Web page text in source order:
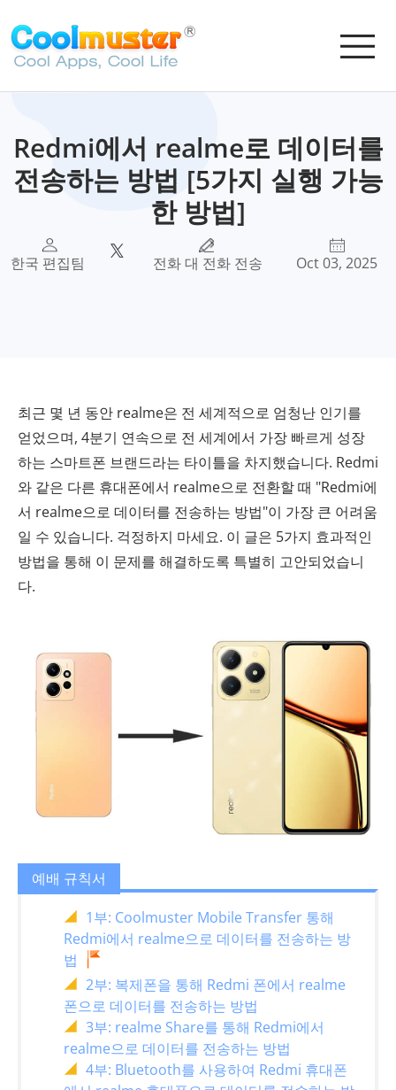
Redmi에서 realme로 데이터를
전송하는 방법 [5가지 실행 가능
한 방법]
한국 편집팀 전화 대 전화 전송 Oct 03, 2025
최근 몇 년 동안 realme은 전 세계적으로 엄청난 인기를
얻었으며, 4분기 연속으로 전 세계에서 가장 빠르게 성장
하는 스마트폰 브랜드라는 타이틀을 차지했습니다. Redmi
와 같은 다른 휴대폰에서 realme으로 전환할 때 "Redmi에
서 realme으로 데이터를 전송하는 방법"이 가장 큰 어려움
일 수 있습니다. 걱정하지 마세요. 이 글은 5가지 효과적인
방법을 통해 이 문제를 해결하도록 특별히 고안되었습니
다.
예배 규칙서
1부: Coolmuster Mobile Transfer 통해
Redmi에서 realme으로 데이터를 전송하는 방
법
2부: 복제폰을 통해 Redmi 폰에서 realme
폰으로 데이터를 전송하는 방법
3부: realme Share를 통해 Redmi에서
realme으로 데이터를 전송하는 방법
4부: Bluetooth를 사용하여 Redmi 휴대폰